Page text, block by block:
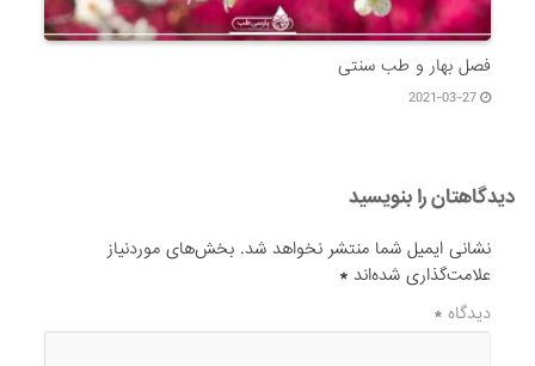
فصل بهار و طب سنتی
2021-03-27
دیدگاهتان را بنویسید
نشانی ایمیل شما منتشر نخواهد شد. بخش‌های موردنیاز
علامت‌گذاری شده‌اند*
دیدگاه*